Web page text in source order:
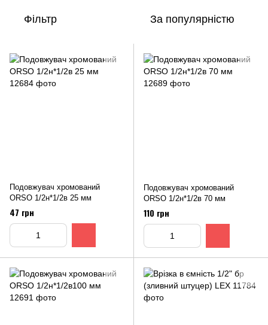
Фільтр За популярністю
Подовжувач хромований
ORSO 1/2н*1/2в 25 мм
47 грн
Подовжувач хромований
ORSO 1/2н*1/2в 70 мм
110 грн